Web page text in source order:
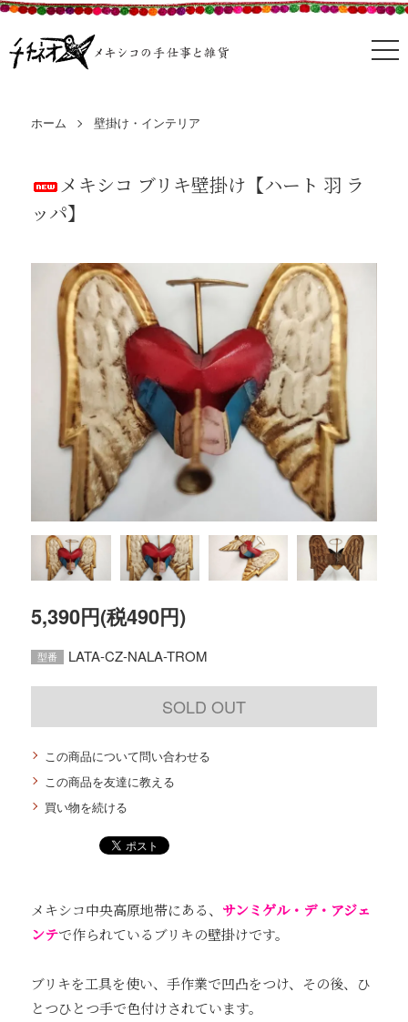
ホーム 壁掛け・インテリア
メキシコ ブリキ壁掛け【ハート 羽 ラ
ッパ】
5,390円(税490円)
型番 LATA-CZ-NALA-TROM
SOLD OUT
この商品について問い合わせる
この商品を友達に教える
買い物を続ける
メキシコ中央高原地帯にある、 サンミゲル・デ・アジェ
ンテで作られているブリキの壁掛けです。
ブリキを工具を使い、手作業で凹凸をつけ、その後、ひ
とつひとつ手で色付けされています。